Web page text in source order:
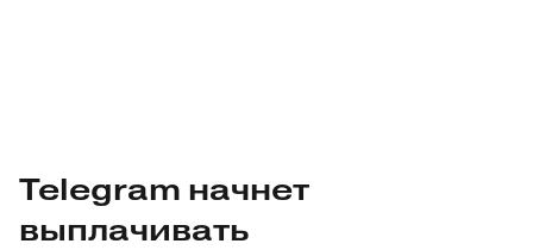
Telegram начнет
выплачивать